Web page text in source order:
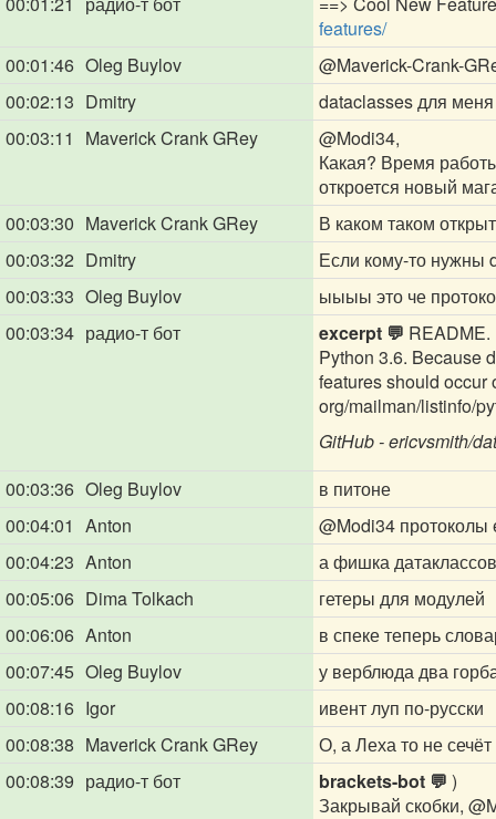
features/
00:01:46 Oleg Buylov
@Maverick-Crank-
00:02:13 Dmitry
dataclasses для
00:03:11
Maverick Crank GRey @Modi34,
Какая? Время
откроется новый
00:03:30 Maverick Crank GRey
В каком таком
00:03:32 Dmitry
Если кому-то нужны
00:03:33 Oleg Buylov
ыыыы это че
00:03:34 радио-т бот excerpt 💬 README.
Python 3.6. Because
features should
org/mailman/listinfo/
GitHub - ericvsmith/
00:03:36 Oleg Buylov
в питоне
00:04:01 Anton @Modi34 протоколы
00:04:23 Anton
а фишка
00:05:06 Dima Tolkach
гетеры для модулей
00:06:06 Anton
в спеке теперь
00:07:45 Oleg Buylov
у верблюда два
00:08:16 Igor
ивент луп по-русски
00:08:38 Maverick Crank GRey
О, а Леха то не
00:08:39 радио-т бот brackets-bot 💬 )
Закрывай скобки,